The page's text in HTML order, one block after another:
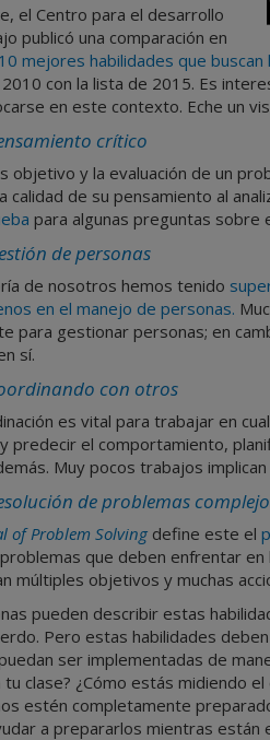
el Centro para el desarrollo
publicó una comparación en
mejores habilidades que
con la lista de 2015. Es
en este contexto. Eche un
crítico
objetivo y la evaluación de un
calidad de su pensamiento al
para algunas preguntas sobre
de personas
de nosotros hemos tenido
en el manejo de personas.
para gestionar personas; en
sí.
con otros
es vital para trabajar en
predecir el comportamiento,
Muy pocos trabajos
de problemas
of Problem Solving define este el
que deben enfrentar
múltiples objetivos y muchas
pueden describir estas
Pero estas habilidades
ser implementadas de
tu clase? ¿Cómo estás midiendo
estén completamente
a prepararlos mientras están